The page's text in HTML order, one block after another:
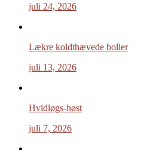
juli 24, 2026
Lækre koldthævede boller
juli 13, 2026
Hvidløgs-høst
juli 7, 2026